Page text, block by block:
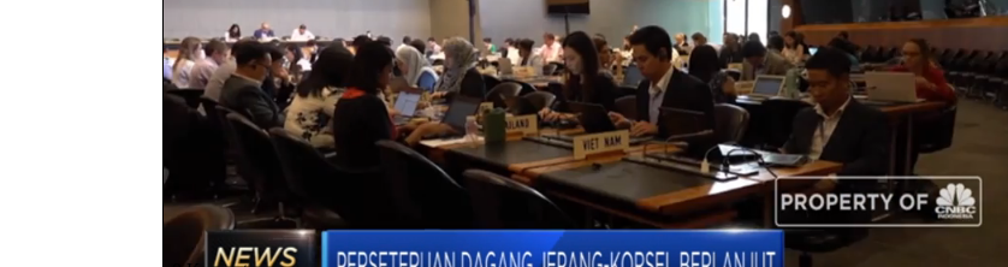
Simak informasi selengkapnya di Squawk Box, CNBC Indonesia (Kamis, 11/07/2019) berikut ini.
Bagikan:
#perang dagang jepang vs korsel #korea #jepang